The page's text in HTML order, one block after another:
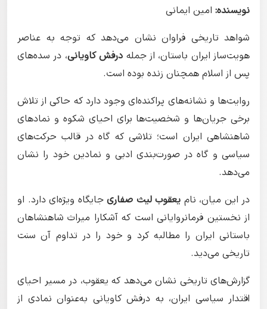
نویسنده: امین ایمانی
شواهد تاریخی فراوان نشان می‌دهد که توجه به عناصر
هویت‌ساز ایران باستان، از جمله درفش کاویانی، در سده‌های
پس از اسلام همچنان زنده بوده است.
روایت‌ها و نشانه‌های پراکنده‌ای وجود دارد که حاکی از تلاش
برخی جریان‌ها و شخصیت‌ها برای احیای شکوه و نمادهای
شاهنشاهی ایران است؛ تلاشی که گاه در قالب حرکت‌های
سیاسی و گاه در صورت‌بندی ادبی و نمادین خود را نشان
می‌دهد.
در این میان، نام یعقوب لیث صفاری جایگاه ویژه‌ای دارد. او
از نخستین فرمانروایانی است که آشکارا میراث شاهنشاهان
باستانی ایران را مطالبه کرد و خود را در تداوم آن سنت
تاریخی می‌دید.
گزارش‌های تاریخی نشان می‌دهد که یعقوب، در مسیر احیای
اقتدار سیاسی ایران، به درفش کاویانی به‌عنوان نمادی از